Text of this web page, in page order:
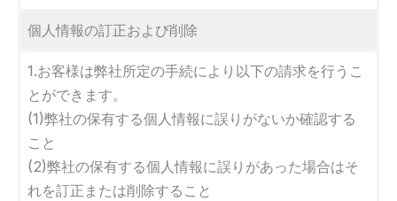
個人情報の訂正および削除
1.お客様は弊社所定の手続により以下の請求を行うこ
とができます。
(1)弊社の保有する個人情報に誤りがないか確認する
こと
(2)弊社の保有する個人情報に誤りがあった場合はそ
れを訂正または削除すること